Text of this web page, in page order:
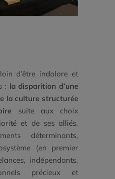
d’être indolore et
: la disparition d’une
la culture structurée
suite aux choix
et de ses alliés.
déterminants,
(en premier
indépendants,
précieux et